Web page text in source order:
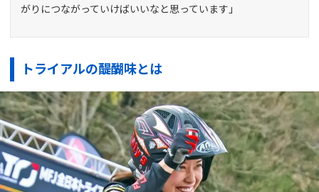
がりにつながっていけばいいなと思っています」
トライアルの醍醐味とは